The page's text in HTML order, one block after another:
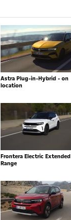
Astra Plug-in-Hybrid - on
location
Frontera Electric Extended
Range